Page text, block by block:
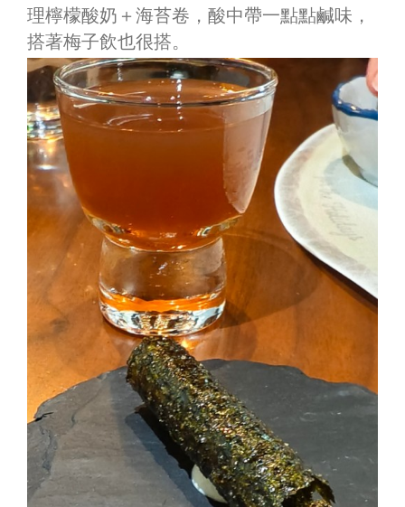
理檸檬酸奶＋海苔卷，酸中帶一點點鹹味，
搭著梅子飲也很搭。